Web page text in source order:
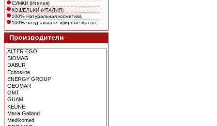
СУМКИ (Италия)
КОШЕЛЬКИ (ИТАЛИЯ)
100% Натуральная косметика
100% натуральные эфирные масла
Производители